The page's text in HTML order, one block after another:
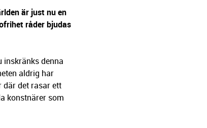
är just nu en
råder bjudas
inskränks denna
aldrig har
där det rasar ett
konstnärer som